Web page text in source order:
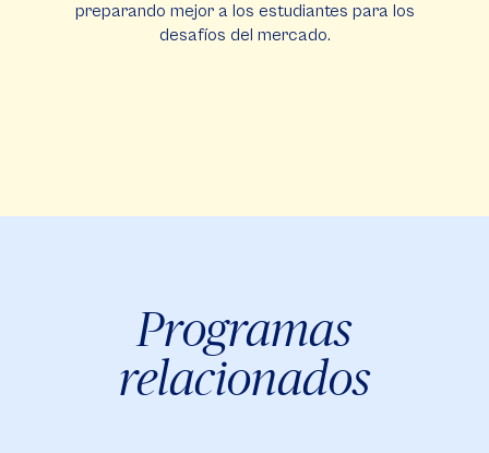
preparando mejor a los estudiantes para los
desafíos del mercado.
Programas
relacionados